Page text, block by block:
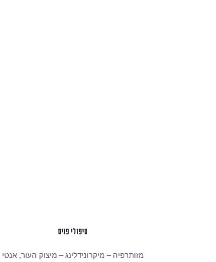
טיפולי פנים
מזותרפיה – מיקרונידלינג – מיצוק העור, אנטי